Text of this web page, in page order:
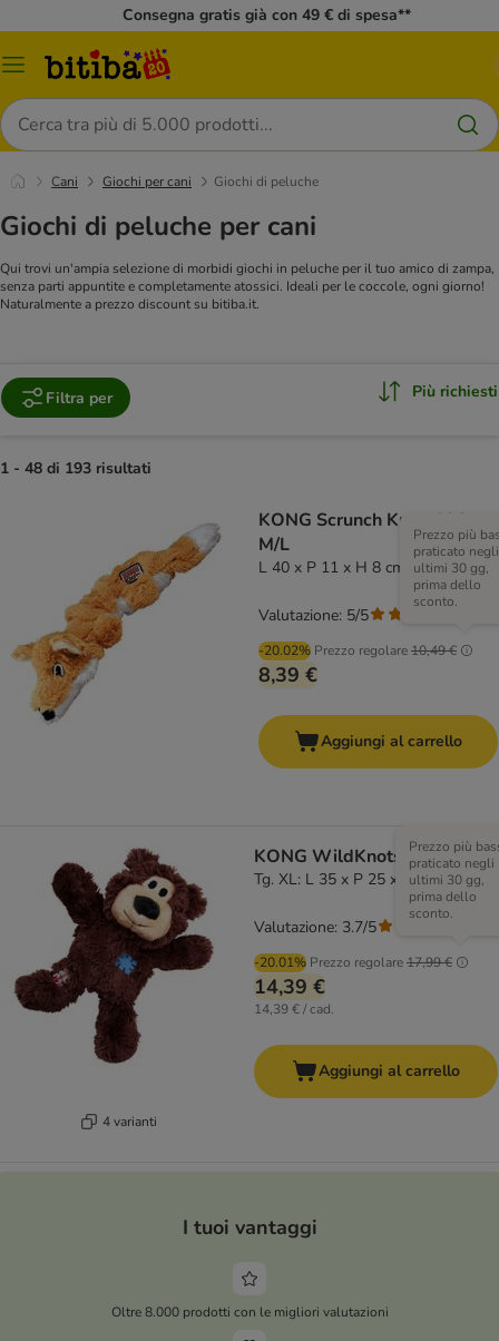
Consegna gratis già con 49 € di spesa**
Overview
Cerca
Cani Giochi per cani Giochi di peluche
Giochi di peluche per cani
Qui trovi un'ampia selezione di morbidi giochi in peluche per il tuo amico di zampa,
senza parti appuntite e completamente atossici. Ideali per le coccole, ogni giorno!
Naturalmente a prezzo discount su bitiba.it.
Filtra per Più richiesti
1 - 48 di 193 risultati
KONG Scrunch Knots Volpe
M/L
L 40 x P 11 x H 8 cm
-20.02% Prezzo regolare10,49 €
Prezzo più
praticato negli
ultimi 30 gg,
prima dello
sconto.
8,39 €
Valutazione: 5/5
Aggiungi al carrello
4 varianti
KONG WildKnots Bears
Tg. XL: L 35 x P 25 x H 11 cm
-20.01% Prezzo regolare17,99 €
Prezzo più
praticato negli
ultimi 30 gg,
prima dello
sconto.
14,39 €
14,39 € / cad.
Valutazione: 3.7/5
Aggiungi al carrello
I tuoi vantaggi
Oltre 8.000 prodotti con le migliori valutazioni